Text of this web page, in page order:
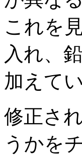
これを
入れ、
加えて
修正さ
うかを